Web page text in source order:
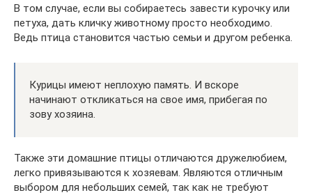
В том случае, если вы собираетесь завести курочку или
петуха, дать кличку животному просто необходимо.
Ведь птица становится частью семьи и другом ребенка.
Курицы имеют неплохую память. И вскоре
начинают откликаться на свое имя, прибегая по
зову хозяина.
Также эти домашние птицы отличаются дружелюбием,
легко привязываются к хозяевам. Являются отличным
выбором для небольших семей, так как не требуют